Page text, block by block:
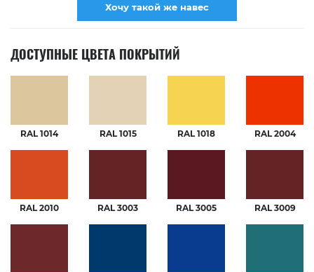
Хочу такой же навес
ДОСТУПНЫЕ ЦВЕТА ПОКРЫТИЙ
RAL 1014 RAL 1015 RAL 1018 RAL 2004
RAL 2010 RAL 3003 RAL 3005 RAL 3009